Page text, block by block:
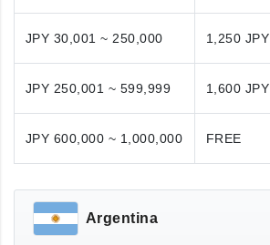
JPY 30,001 ~ 250,000 1,250 JPY
JPY 250,001 ~ 599,999 1,600 JPY
JPY 600,000 ~ 1,000,000 FREE
Argentina